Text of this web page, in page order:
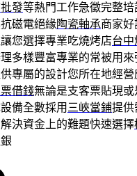
發等熱門工作急徵完整
磁電絕緣陶瓷軸承商家
您選擇專業吃燒烤店台中
多樣豐富專業的常被用來
專屬的設計您所在地經
借錢無論是支客票貼現
備全數採用 三峽當鋪提供
決資金上的難題快速選擇